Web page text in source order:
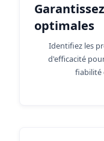
optimales
Identifiez les
d'efficacité
fiabilité